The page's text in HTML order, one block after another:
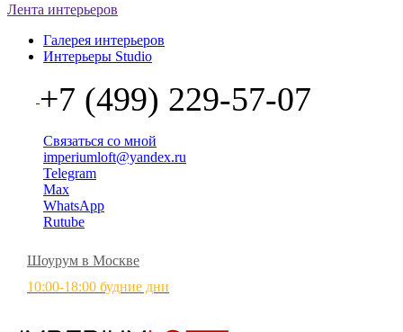
Лента интерьеров
Галерея интерьеров
Интерьеры Studio
+7 (499) 229-57-07
Связаться со мной
imperiumloft@yandex.ru
Telegram
Max
WhatsApp
Rutube
Шоурум в Москве
10:00-18:00 будние дни